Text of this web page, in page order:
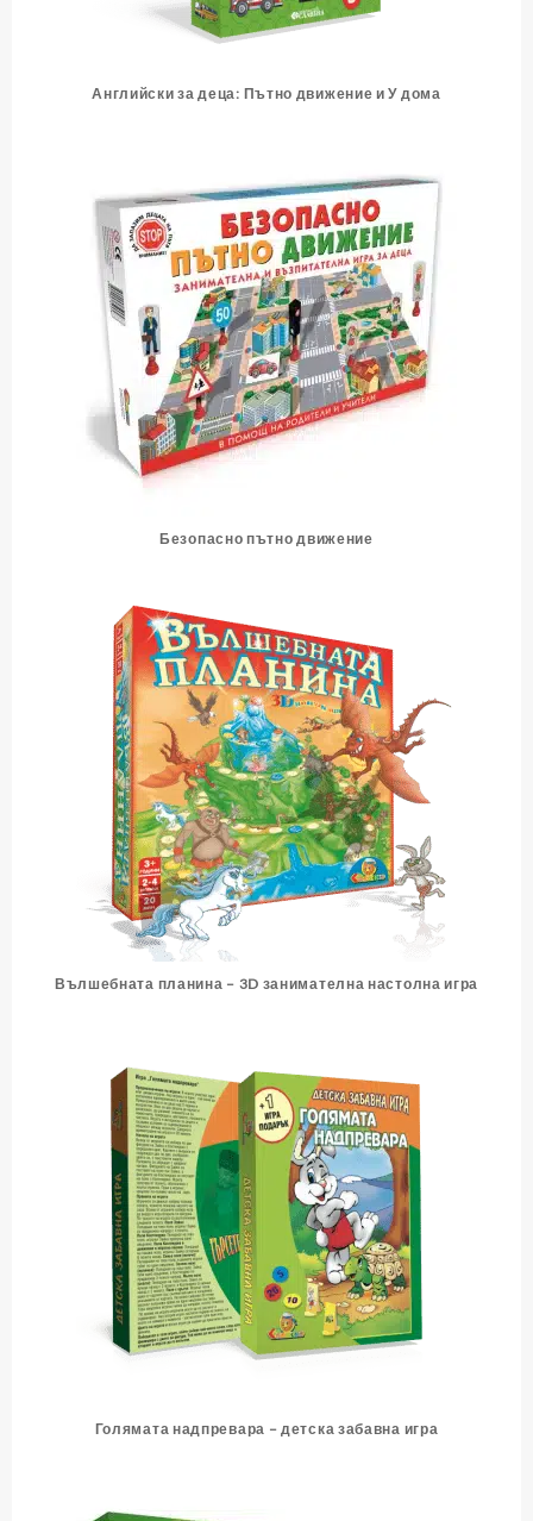
Английски за деца: Пътно движение и У дома
Безопасно пътно движение
Вълшебната планина – 3D занимателна настолна игра
Голямата надпревара – детска забавна игра